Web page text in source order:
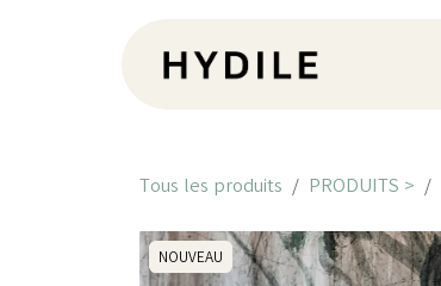
Tous les produits PRODUITS >
NOUVEAU
NOUVEAU